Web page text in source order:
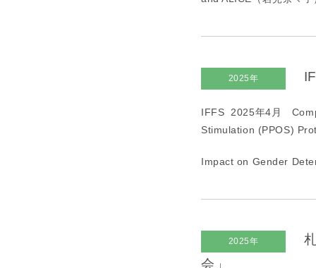
2025年
IFFS 2025年4 月
Stimulation (PPOS)
Impact on Gender
2025年
会」